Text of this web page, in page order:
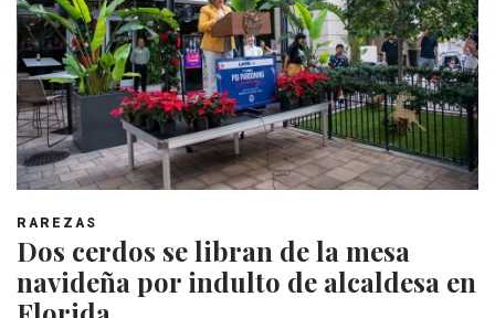
RAREZAS
Dos cerdos se libran de la mesa
navideña por indulto de alcaldesa en